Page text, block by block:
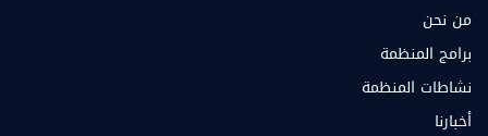
من نحن
برامج المنظمة
نشاطات المنظمة
أخبارنا